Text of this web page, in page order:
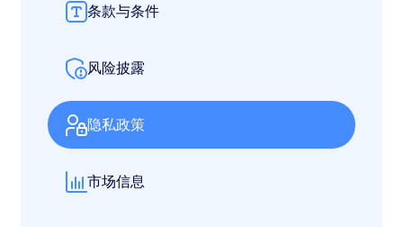
条款与条件
风险披露
隐私政策
市场信息